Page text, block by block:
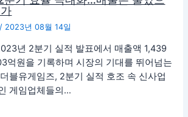
/ 2023년 08월 14일
년 2분기 실적 발표에서 매출액 1,439
억원을 기록하며 시장의 기대를 뛰어넘는
블유게임즈, 2분기 실적 호조 속 신사업
게임업체들의…